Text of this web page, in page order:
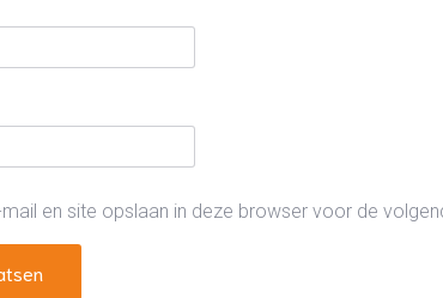
mail en site opslaan in deze browser voor de